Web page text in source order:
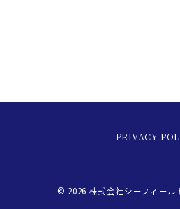
PRIVACY
© 2026 株式会社シーフィール